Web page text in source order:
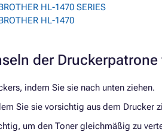
HL-1470 SERIES
HL-1470
der Druckerpatrone
indem Sie sie nach unten ziehen.
Sie sie vorsichtig aus dem Drucker
um den Toner gleichmäßig zu